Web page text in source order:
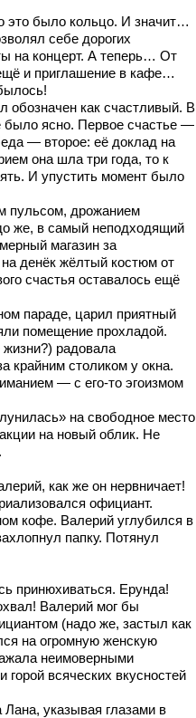
это было кольцо. И значит…
себе дорогих
на концерт. А теперь… От
и приглашение в кафе…
обозначен как счастливый. В
было ясно. Первое счастье —
— второе: её доклад на
она шла три года, то к
И упустить момент было
пульсом, дрожанием
же, в самый неподходящий
магазин за
денёк жёлтый костюм от
счастья оставалось ещё
параде, царил приятный
помещение прохладой.
радовала
крайним столиком у окна.
— с его-то эгоизмом
на свободное место
на новый облик. Не
как же он нервничает!
официант.
кофе. Валерий углубился в
папку. Потянул
принюхиваться. Ерунда!
Валерий мог бы
(надо же, застыл как
на огромную женскую
неимоверными
всяческих вкусностей
указывая глазами в